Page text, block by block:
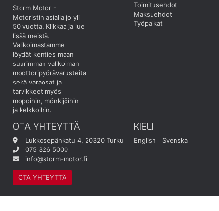
Storm Motor -
Motoristin asialla jo yli
50 vuotta. Klikkaa ja lue
lisää meistä.
Valikoimastamme
löydät kenties maan
suurimman valikoiman
moottoripyörävarusteita
sekä varaosat ja
tarvikkeet myös
mopoihin, mönkijöihin
ja kelkkoihin.
Toimitusehdot
Maksuehdot
Työpaikat
OTA YHTEYTTÄ
Lukkosepänkatu 4, 20320 Turku
075 326 5000
info@storm-motor.fi
OTA YHTEYTTÄ
KIELI
English Svenska